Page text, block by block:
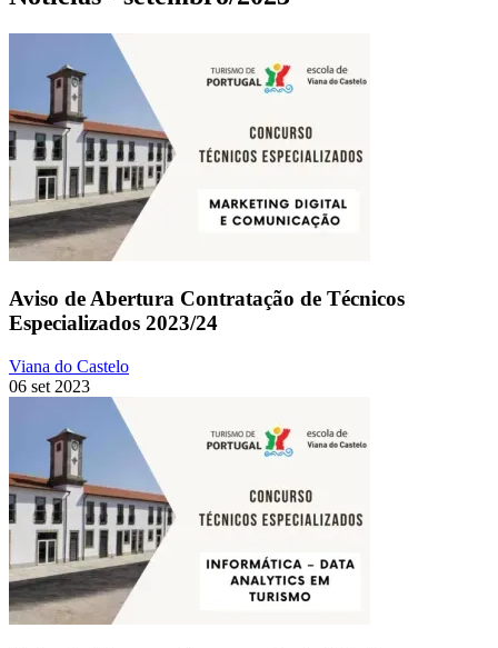
Aviso de Abertura Contratação de Técnicos
Especializados 2023/24
Viana do Castelo
06 set 2023